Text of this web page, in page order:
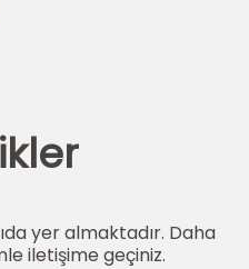
yer almaktadır. Daha
iletişime geçiniz.